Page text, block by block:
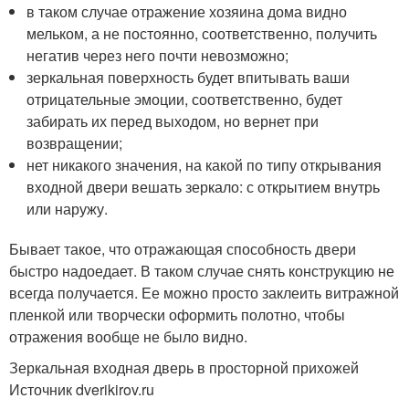
в таком случае отражение хозяина дома видно
мельком, а не постоянно, соответственно, получить
негатив через него почти невозможно;
зеркальная поверхность будет впитывать ваши
отрицательные эмоции, соответственно, будет
забирать их перед выходом, но вернет при
возвращении;
нет никакого значения, на какой по типу открывания
входной двери вешать зеркало: с открытием внутрь
или наружу.
Бывает такое, что отражающая способность двери
быстро надоедает. В таком случае снять конструкцию не
всегда получается. Ее можно просто заклеить витражной
пленкой или творчески оформить полотно, чтобы
отражения вообще не было видно.
Зеркальная входная дверь в просторной прихожей
Источник dverikirov.ru